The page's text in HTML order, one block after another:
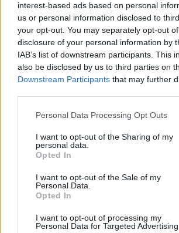
interest-based ads based on personal
us or personal information disclosed to
your opt-out. You may separately opt-out
disclosure of your personal information by
IAB’s list of downstream participants. This
also be disclosed by us to third parties on
Downstream Participants that may further
Please note that this website/app uses one
not limited to your visit or usage behaviour.
grant or deny consent to Google and its
use your data for below specified purposes
consent section.
Personal Data Processing Opt Outs
I want to opt-out of the Sharing of my
personal data.
Opted In
I want to opt-out of the Sale of my
Personal Data.
Opted In
I want to opt-out of processing my
Personal Data for Targeted Advertising.
MAGYAR ÉPÍTŐK
Útépítés
BKK KM Építő Kft.
Látványos építési szakasz indult be